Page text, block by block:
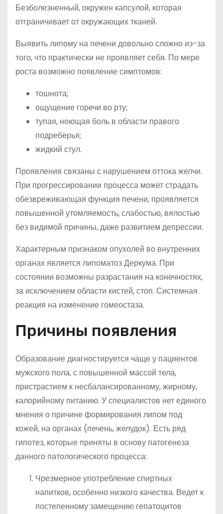
Безболезненный, окружен капсулой, которая
отграничивает от окружающих тканей.
Выявить липому на печени довольно сложно из-за
того, что практически не проявляет себя. По мере
роста возможно появление симптомов:
тошнота;
ощущение горечи во рту;
тупая, ноющая боль в области правого
подреберья;
жидкий стул.
Проявления связаны с нарушением оттока желчи.
При прогрессировании процесса может страдать
обезвреживающая функция печени, проявляется
повышенной утомляемость, слабостью, вялостью
без видимой причины, даже развитием депрессии.
Характерным признаком опухолей во внутренних
органах является липоматоз Деркума. При
состоянии возможны разрастания на конечностях,
за исключением области кистей, стоп. Системная
реакция на изменение гомеостаза.
Причины появления
Образование диагностируется чаще у пациентов
мужского пола, с повышенной массой тела,
пристрастием к несбалансированному, жирному,
калорийному питанию. У специалистов нет единого
мнения о причине формирования липом под
кожей, на органах (печень, желудок). Есть ряд
гипотез, которые приняты в основу патогенеза
данного патологического процесса:
Чрезмерное употребление спиртных
напитков, особенно низкого качества. Ведет к
постепенному замещению гепатоцитов